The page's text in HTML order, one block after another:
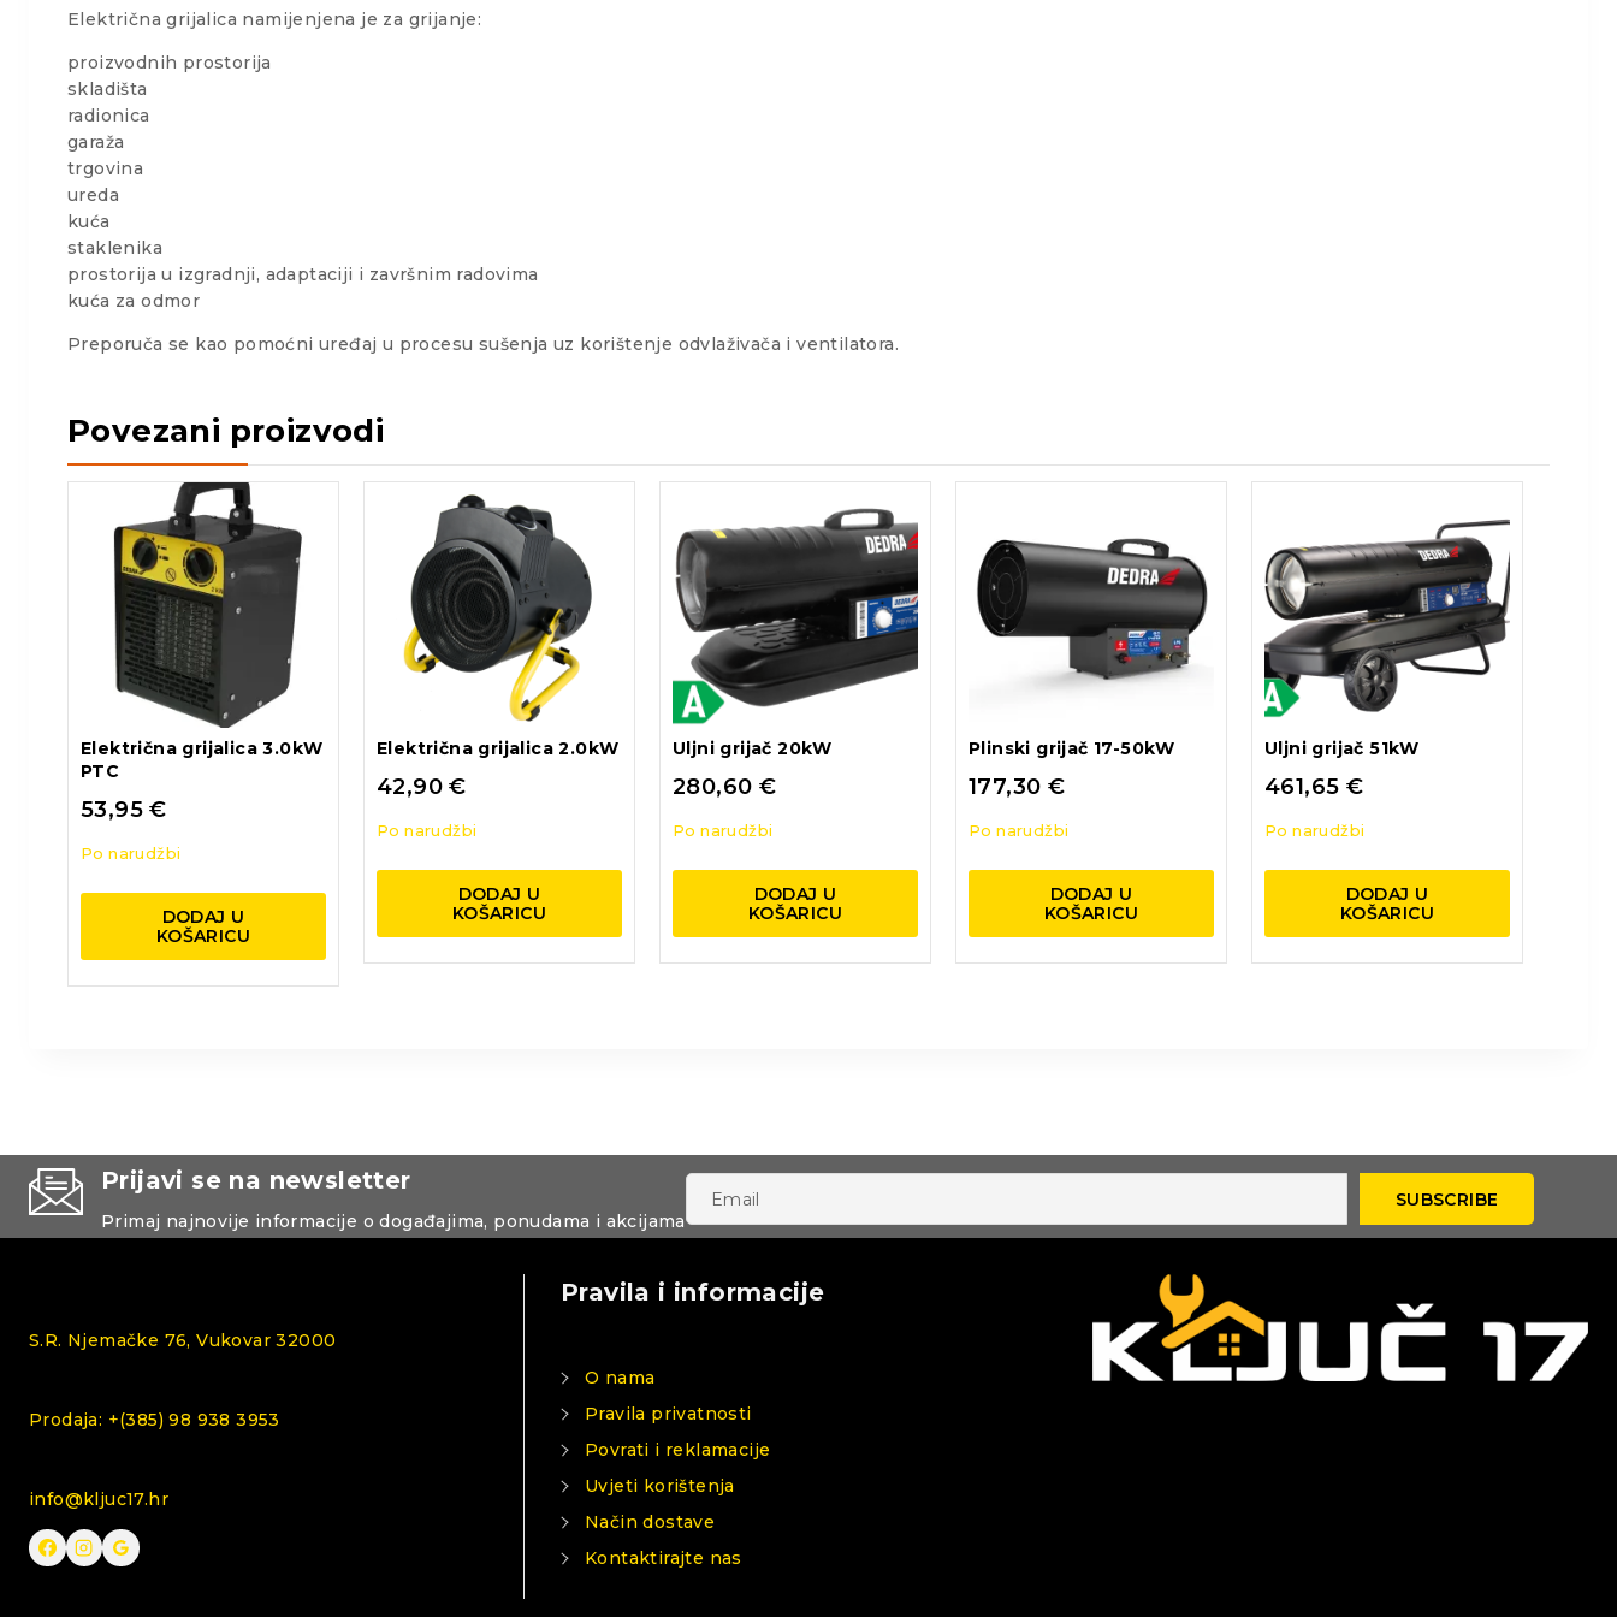
Električna grijalica namijenjena je za grijanje:
proizvodnih prostorija
skladišta
radionica
garaža
trgovina
ureda
kuća
staklenika
prostorija u izgradnji, adaptaciji i završnim radovima
kuća za odmor
Preporuča se kao pomoćni uređaj u procesu sušenja uz korištenje odvlaživača i ventilatora.
Povezani proizvodi
Električna grijalica 3.0kW
PTC
53,95€
Po narudžbi
DODAJ U
KOŠARICU
Električna grijalica 2.0kW
42,90€
Po narudžbi
DODAJ U
KOŠARICU
Uljni grijač 20kW
280,60 €
Po narudžbi
DODAJ U
KOŠARICU
Plinski grijač 17-50kW
177,30 €
Po narudžbi
DODAJ U
KOŠARICU
Uljni grijač 51kW
461,65 €
Po narudžbi
DODAJ U
KOŠARICU
Prijavi se na newsletter
Primaj najnovije informacije o događajima, ponudama i akcijama
S.R. Njemačke 76, Vukovar 32000
Prodaja: +(385) 98 938 3953
info@kljuc17.hr
Pravila i informacije
O nama
Pravila privatnosti
Povrati i reklamacije
Uvjeti korištenja
Način dostave
Kontaktirajte nas